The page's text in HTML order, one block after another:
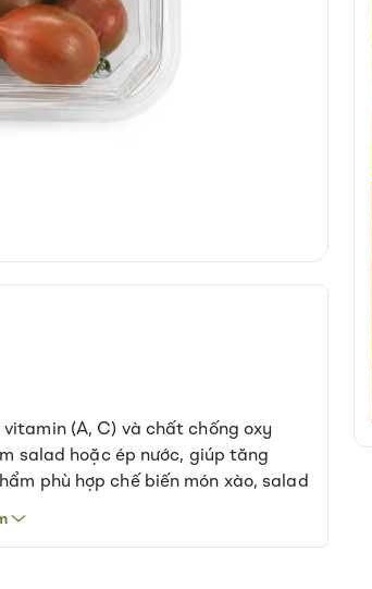
(A, C) và chất chống oxy
salad hoặc ép nước, giúp tăng
phù hợp chế biến món xào, salad
tham khảo: 250g. Bảo quản ngăn